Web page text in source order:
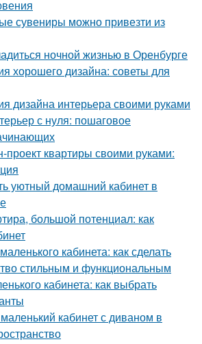
сувениры можно привезти из
ночной жизнью в Оренбурге
хорошего дизайна: советы для
дизайна интерьера своими руками
с нуля: пошаговое
проект квартиры своими руками:
уютный домашний кабинет в
большой потенциал: как
кабинета: как сделать
стильным и функциональным
кабинета: как выбрать
кабинет с диваном в